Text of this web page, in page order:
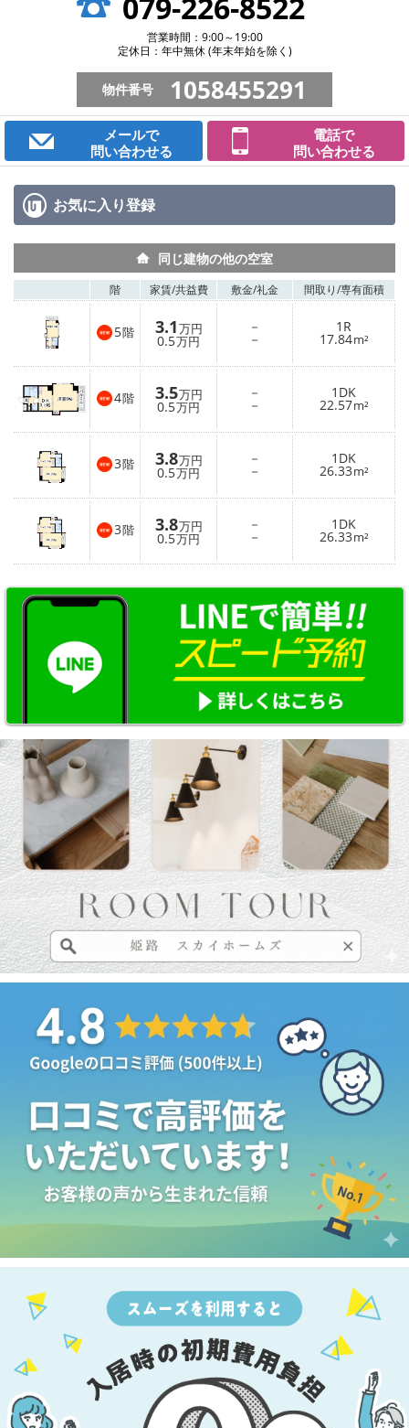
営業時間：9:00～19:00
定休日：年中無休 (年末年始を除く)
物件番号 1058455291
メールで
問い合わせる
電話で
問い合わせる
お気に入り登録
同じ建物の他の空室
階 家賃/共益費 敷金/礼金 間取り/専有面積
5階 3.1万円
0.5万円
－
－
1R
17.84m²
4階 3.5万円
0.5万円
－
－
1DK
22.57m²
3階 3.8万円
0.5万円
－
－
1DK
26.33m²
3階 3.8万円
0.5万円
－
－
1DK
26.33m²